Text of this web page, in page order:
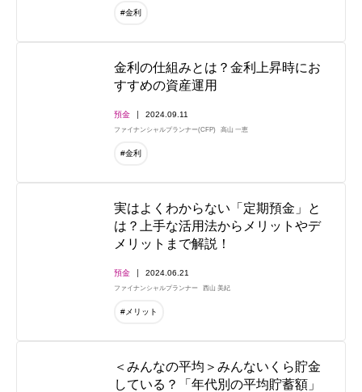
#金利
金利の仕組みとは？金利上昇時にお
すすめの資産運用
預金 2024.09.11
ファイナンシャルプランナー(CFP) 高山 一恵
#金利
実はよくわからない「定期預金」と
は？上手な活用法からメリットやデ
メリットまで解説！
預金 2024.06.21
ファイナンシャルプランナー 西山 美紀
#メリット
＜みんなの平均＞みんないくら貯金
している？「年代別の平均貯蓄額」